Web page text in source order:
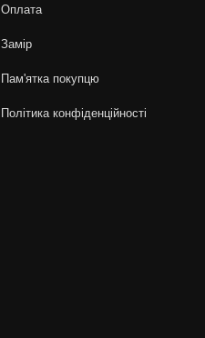
Оплата
Замір
Пам'ятка покупцю
Політика конфіденційності